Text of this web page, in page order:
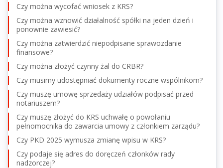
Czy można wycofać wniosek z KRS?
Czy można wznowić działalność spółki na jeden dzień i
ponownie zawiesić?
Czy można zatwierdzić niepodpisane sprawozdanie
finansowe?
Czy można złożyć czynny żal do CRBR?
Czy musimy udostępniać dokumenty roczne wspólnikom?
Czy muszę umowę sprzedaży udziałów podpisać przed
notariuszem?
Czy muszę złożyć do KRS uchwałę o powołaniu
pełnomocnika do zawarcia umowy z członkiem zarządu?
Czy PKD 2025 wymusza zmianę wpisu w KRS?
Czy podaje się adres do doręczeń członków rady
nadzorczej?